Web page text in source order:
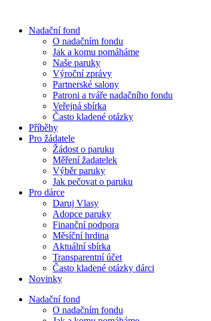
obsahuNadační fond
O nadačním fondu
Jak a komu pomáháme
Naše paruky
Výroční zprávy
Partnerské salony
Patroni a tváře nadačního fondu
Veřejná sbírka
Často kladené otázky
Příběhy
Pro žádatele
Žádost o paruku
Měření žadatelek
Výběr paruky
Jak pečovat o paruku
Pro dárce
Daruj Vlasy
Adopce paruky
Finanční podpora
Měsíční hrdina
Aktuální sbírka
Transparentní účet
Často kladené otázky dárci
Novinky
Nadační fond
O nadačním fondu